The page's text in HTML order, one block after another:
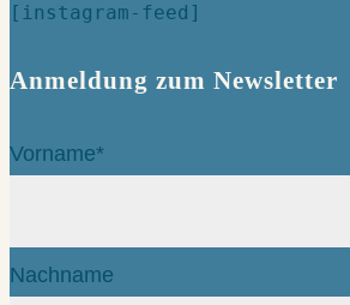
[instagram-feed]
Anmeldung zum Newsletter
Vorname*
Nachname